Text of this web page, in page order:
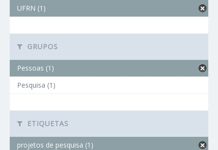
UFRN (1)
GRUPOS
Pessoas (1)
Pesquisa (1)
ETIQUETAS
projetos de pesquisa (1)